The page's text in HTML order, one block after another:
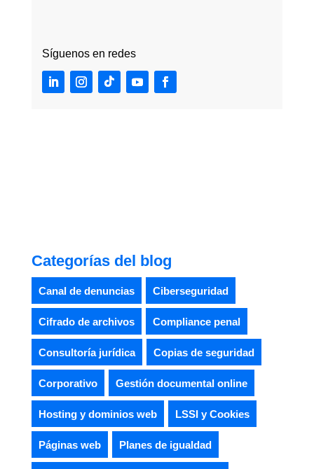
Síguenos en redes
Categorías del blog
Canal de denuncias Ciberseguridad
Cifrado de archivos Compliance penal
Consultoría jurídica Copias de seguridad
Corporativo Gestión documental online
Hosting y dominios web LSSI y Cookies
Páginas web Planes de igualdad